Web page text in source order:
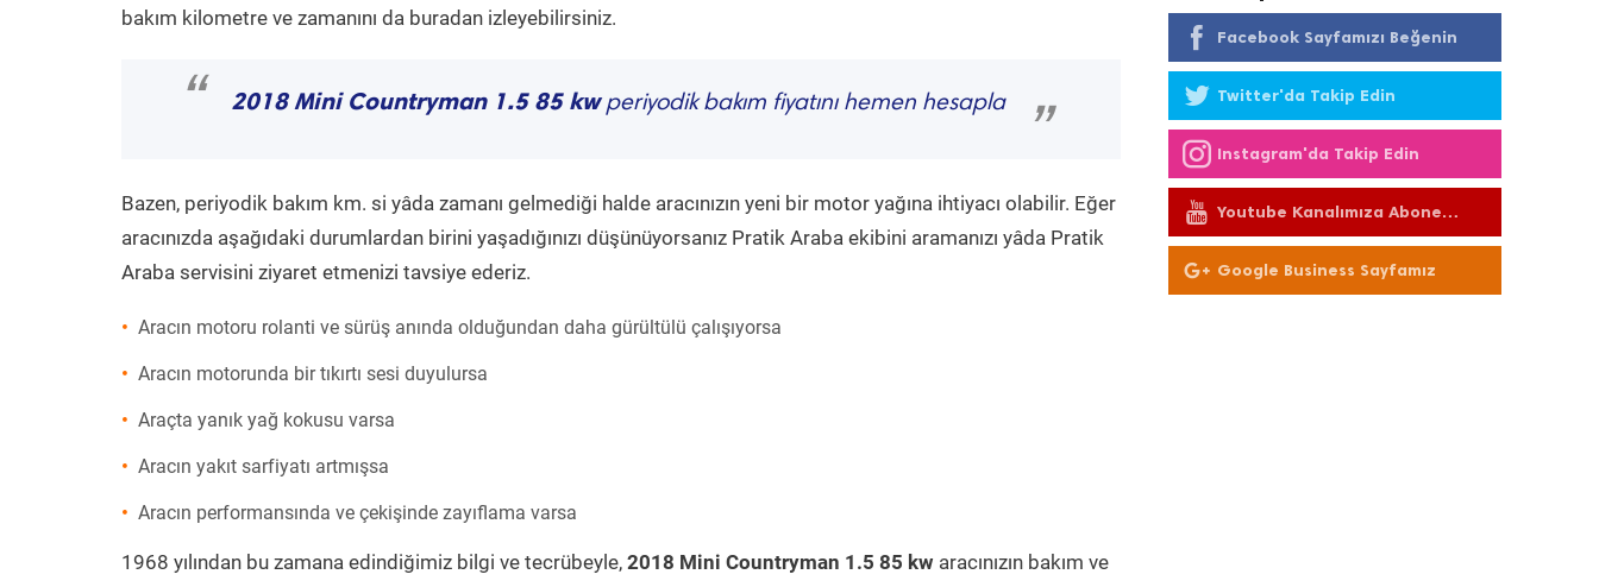
bakım kilometre ve zamanını da buradan izleyebilirsiniz.
“ 2018 Mini Countryman 1.5 85 kwperiyodik bakım fiyatını hemen hesapla
”
Bazen, periyodik bakım km. si yâda zamanı gelmediği halde aracınızın yeni bir motor yağına ihtiyacı olabilir. Eğer
aracınızda aşağıdaki durumlardan birini yaşadığınızı düşünüyorsanız Pratik Araba ekibini aramanızı yâda Pratik
Araba servisini ziyaret etmenizi tavsiye ederiz.
Aracın motoru rolanti ve sürüş anında olduğundan daha gürültülü çalışıyorsa
Aracın motorunda bir tıkırtı sesi duyulursa
Araçta yanık yağ kokusu varsa
Aracın yakıt sarfiyatı artmışsa
Aracın performansında ve çekişinde zayıflama varsa
1968 yılından bu zamana edindiğimiz bilgi ve tecrübeyle, 2018 Mini Countryman 1.5 85 kw aracınızın bakım ve
Facebook Sayfamızı Beğenin
Twitter'da Takip Edin
Instagram'da Takip Edin
Youtube Kanalımıza Abone
Olun
Google Business Sayfamız